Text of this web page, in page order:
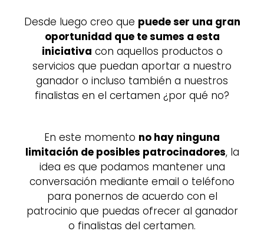
Desde luego creo que puede ser una gran
oportunidad que te sumes a esta
iniciativa con aquellos productos o
servicios que puedan aportar a nuestro
ganador o incluso también a nuestros
finalistas en el certamen ¿por qué no?
En este momento no hay ninguna
limitación de posibles patrocinadores, la
idea es que podamos mantener una
conversación mediante email o teléfono
para ponernos de acuerdo con el
patrocinio que puedas ofrecer al ganador
o finalistas del certamen.